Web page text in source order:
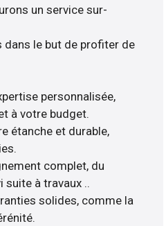
un service sur-
le but de profiter de
personnalisée,
à votre budget.
étanche et durable,
complet, du
suite à travaux ..
solides, comme la